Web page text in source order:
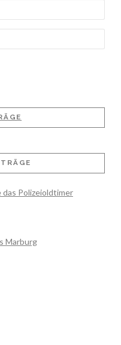
Polizeioldtimer
Marburg